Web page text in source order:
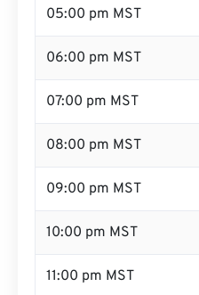
05:00 pm MST
06:00 pm MST
07:00 pm MST
08:00 pm MST
09:00 pm MST
10:00 pm MST
11:00 pm MST